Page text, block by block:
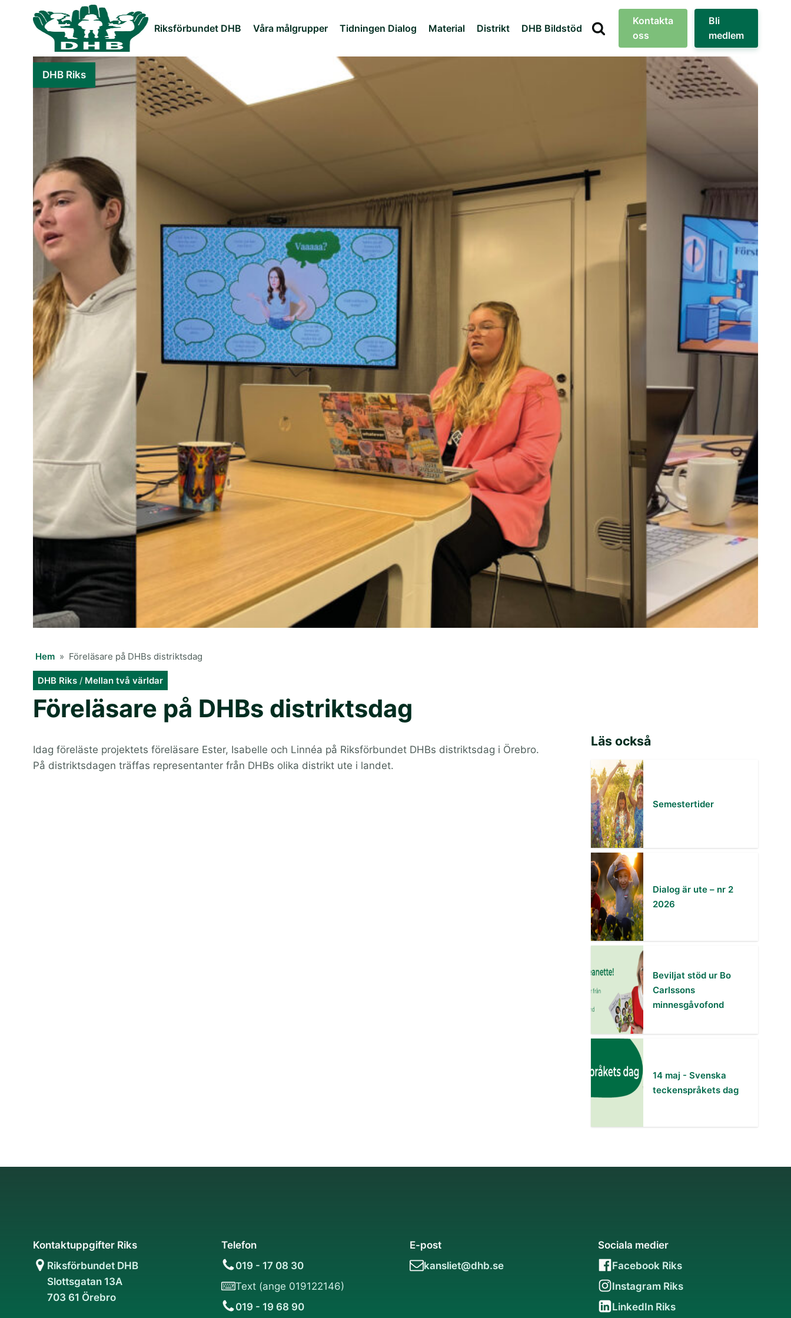
Riksförbundet DHB Våra målgrupper Tidningen Dialog Material Distrikt DHB Bildstöd
Kontakta
oss
Bli
medlem
DHB Riks
Hem » Föreläsare på DHBs distriktsdag
DHB Riks / Mellan två världar
Föreläsare på DHBs distriktsdag
Idag föreläste projektets föreläsare Ester, Isabelle och Linnéa på Riksförbundet DHBs distriktsdag i Örebro.
På distriktsdagen träffas representanter från DHBs olika distrikt ute i landet.
Läs också
Semestertider
Dialog är ute – nr 2
2026
Beviljat stöd ur Bo
Carlssons
minnesgåvofond
14 maj - Svenska
teckenspråkets dag
Kontaktuppgifter Riks
Riksförbundet DHB
Slottsgatan 13A
703 61 Örebro
Telefon
019 - 17 08 30
Text (ange 019122146)
019 - 19 68 90
E-post
kansliet@dhb.se
Sociala medier
Facebook Riks
Instagram Riks
LinkedIn Riks